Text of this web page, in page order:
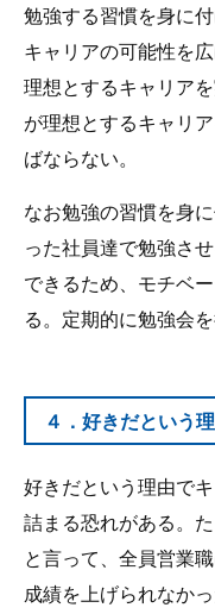
勉強する習慣を身に
キャリアの可能性を
理想とするキャリア
が理想とするキャリ
ばならない。
なお勉強の習慣を身
った社員達で勉強さ
できるため、モチベ
る。定期的に勉強会
４．好きだという
好きだという理由で
詰まる恐れがある。
と言って、全員営業
成績を上げられなか